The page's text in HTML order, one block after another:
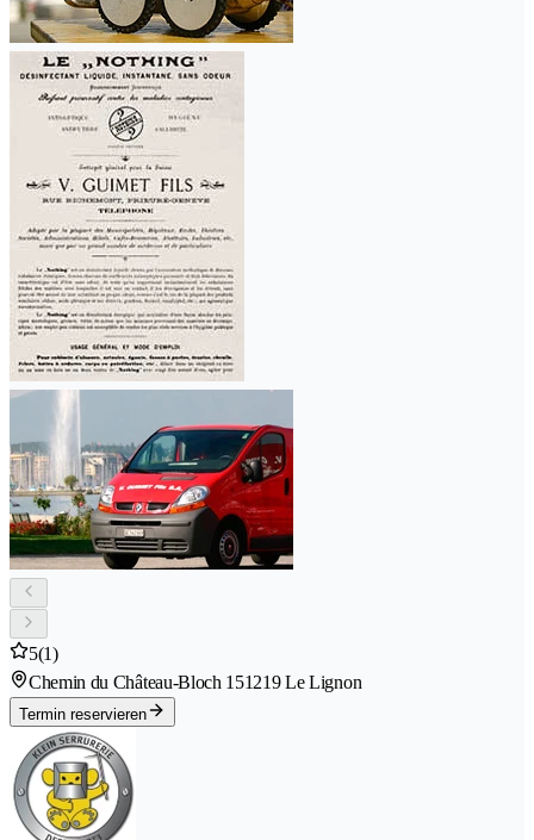
5(1)
Chemin du Château-Bloch 151219 Le Lignon
Termin reservieren